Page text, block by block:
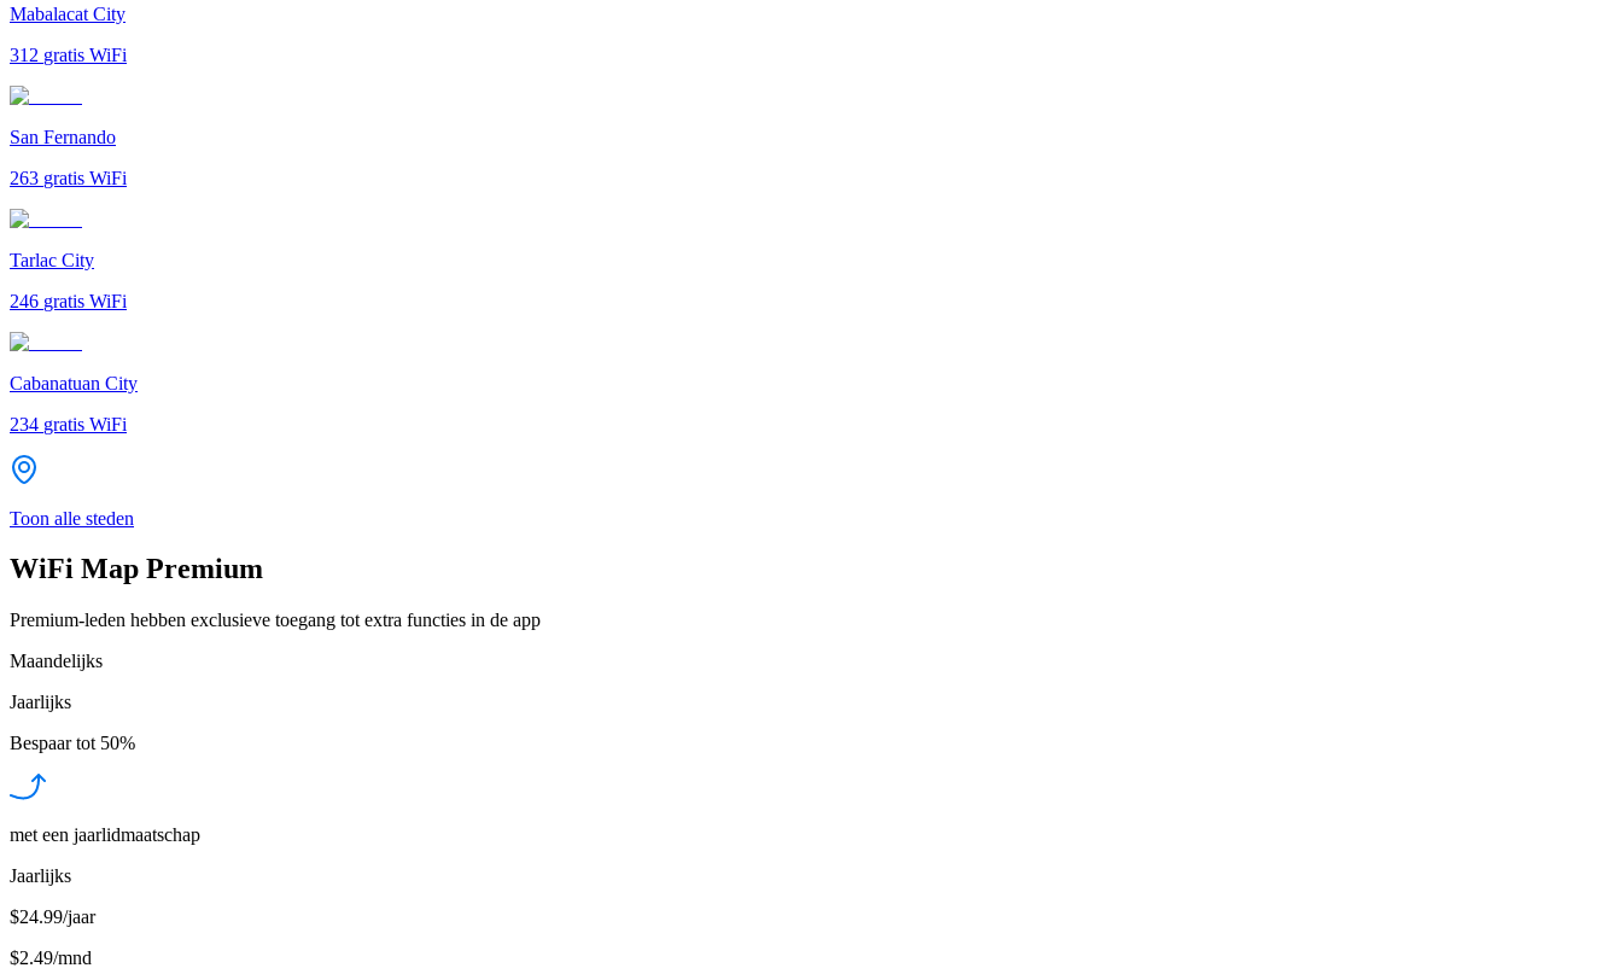
Mabalacat City
312 gratis WiFi
San Fernando
263 gratis WiFi
Tarlac City
246 gratis WiFi
Cabanatuan City
234 gratis WiFi
Toon alle steden
WiFi Map Premium
Premium-leden hebben exclusieve toegang tot extra functies in de app
Maandelijks
Jaarlijks
Bespaar tot 50%
met een jaarlidmaatschap
Jaarlijks
$24.99/jaar
$2.49/mnd